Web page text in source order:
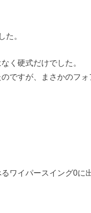
た。
く硬式だけでした。
ですが、まさかのフ
ワイパースイング0に